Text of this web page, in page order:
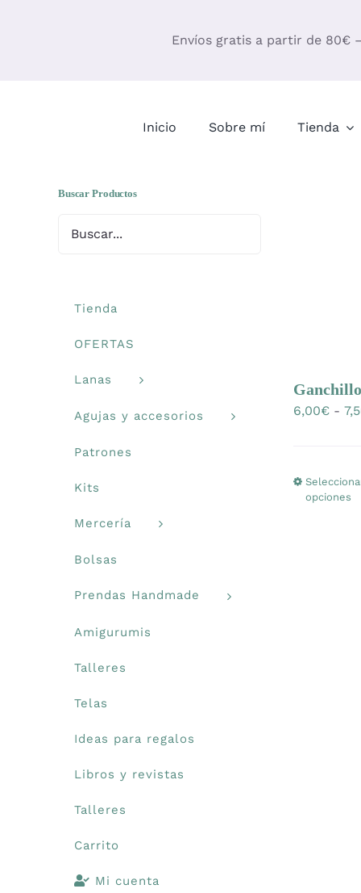
Envíos gratis a partir de 80€
Inicio Sobre mí Tienda
6,00€ -
opciones
Buscar Productos
Tienda
OFERTAS
Lanas
Agujas y accesorios
Patrones
Kits
Mercería
Bolsas
Prendas Handmade
Amigurumis
Talleres
Telas
Ideas para regalos
Libros y revistas
Talleres
Carrito
Mi cuenta